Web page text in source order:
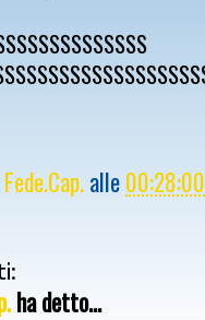
Fede.Cap.alle00:28:00
ha detto...